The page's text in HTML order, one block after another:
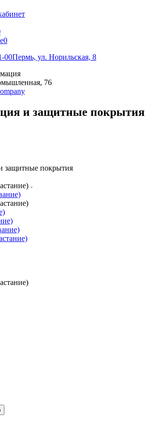
0
00Пермь, ул. Норильская, 8
76
и защитные покрытия
защитные покрытия